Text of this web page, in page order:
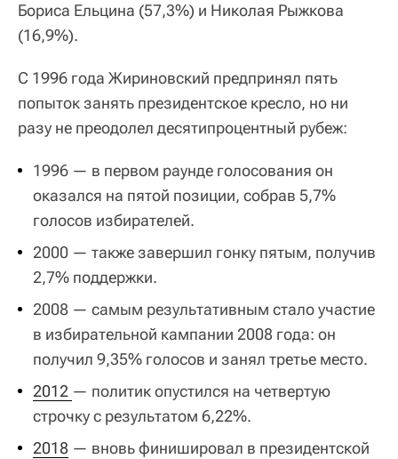
Бориса Ельцина (57,3%) и Николая Рыжкова
(16,9%).
С 1996 года Жириновский предпринял пять
попыток занять президентское кресло, но ни
разу не преодолел десятипроцентный рубеж:
1996 — в первом раунде голосования он
оказался на пятой позиции, собрав 5,7%
голосов избирателей.
2000 — также завершил гонку пятым, получив
2,7% поддержки.
2008 — самым результативным стало участие
в избирательной кампании 2008 года: он
получил 9,35% голосов и занял третье место.
2012 — политик опустился на четвертую
строчку с результатом 6,22%.
2018 — вновь финишировал в президентской